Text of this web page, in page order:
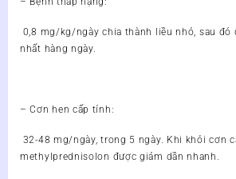
0,8 mg/kg/ngày chia thành liều nhỏ, sau đó
nhất hàng ngày.
– Cơn hen cấp tính:
32-48 mg/ngày, trong 5 ngày. Khi khỏi cơn
methylprednisolon được giảm dần nhanh.